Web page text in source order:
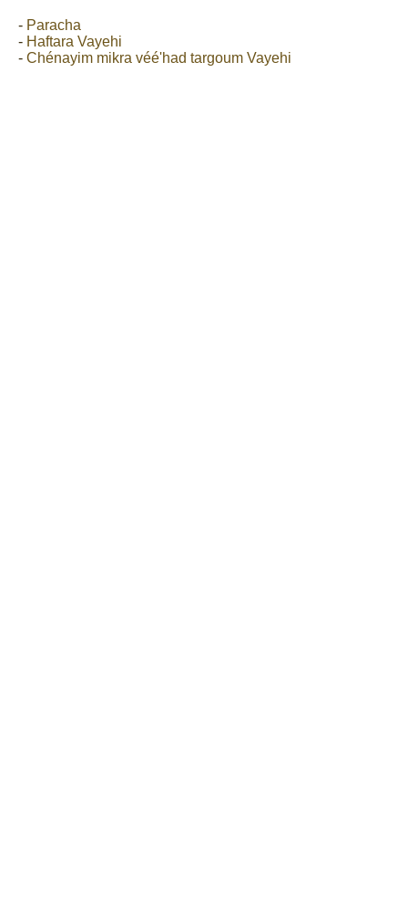
- Paracha
- Haftara Vayehi
- Chénayim mikra véé'had targoum Vayehi